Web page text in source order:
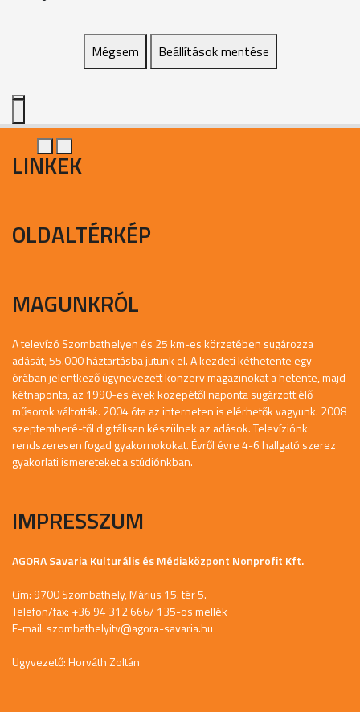
Mégsem Beállítások mentése
LINKEK
OLDALTÉRKÉP
MAGUNKRÓL
A televízó Szombathelyen és 25 km-es körzetében sugározza
adását, 55.000 háztartásba jutunk el. A kezdeti kéthetente egy
órában jelentkező úgynevezett konzerv magazinokat a hetente, majd
kétnaponta, az 1990-es évek közepétől naponta sugárzott élő
műsorok váltották. 2004 óta az interneten is elérhetők vagyunk. 2008
szeptemberé-től digitálisan készülnek az adások. Televíziónk
rendszeresen fogad gyakornokokat. Évről évre 4-6 hallgató szerez
gyakorlati ismereteket a stúdiónkban.
IMPRESSZUM
AGORA Savaria Kulturális és Médiaközpont Nonprofit Kft.
Cím: 9700 Szombathely, Márius 15. tér 5.
Telefon/fax: +36 94 312 666/ 135-ös mellék
E-mail: szombathelyitv@agora-savaria.hu
Ügyvezető: Horváth Zoltán